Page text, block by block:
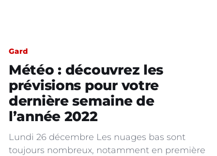
Gard
Météo : découvrez les
prévisions pour votre
dernière semaine de
l’année 2022
Lundi 26 décembre Les nuages bas sont
toujours nombreux, notamment en première